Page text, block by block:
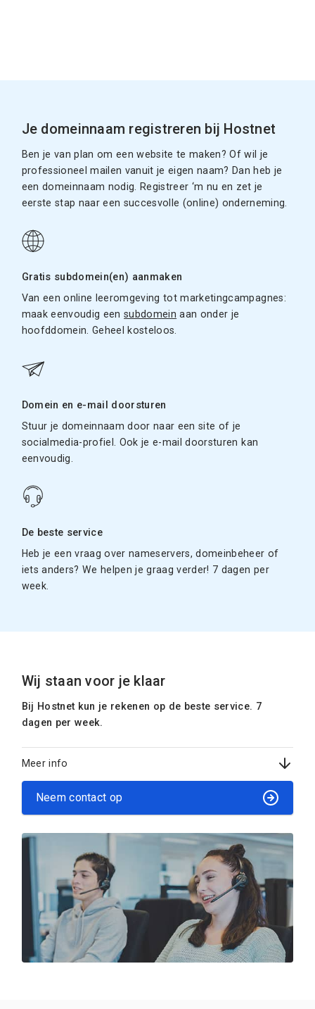
Je domeinnaam registreren bij Hostnet
Ben je van plan om een website te maken? Of wil je
professioneel mailen vanuit je eigen naam? Dan heb je
een domeinnaam nodig. Registreer ‘m nu en zet je
eerste stap naar een succesvolle (online) onderneming.
Gratis subdomein(en) aanmaken
Van een online leeromgeving tot marketingcampagnes:
maak eenvoudig eensubdomein aan onder je
hoofddomein. Geheel kosteloos.
Domein en e-mail doorsturen
Stuur je domeinnaam door naar een site of je
socialmedia-profiel. Ook je e-mail doorsturen kan
eenvoudig.
De beste service
Heb je een vraag over nameservers, domeinbeheer of
iets anders? We helpen je graag verder! 7 dagen per
week.
Wij staan voor je klaar
Bij Hostnet kun je rekenen op de beste service. 7
dagen per week.
Meer info
Neem contact op